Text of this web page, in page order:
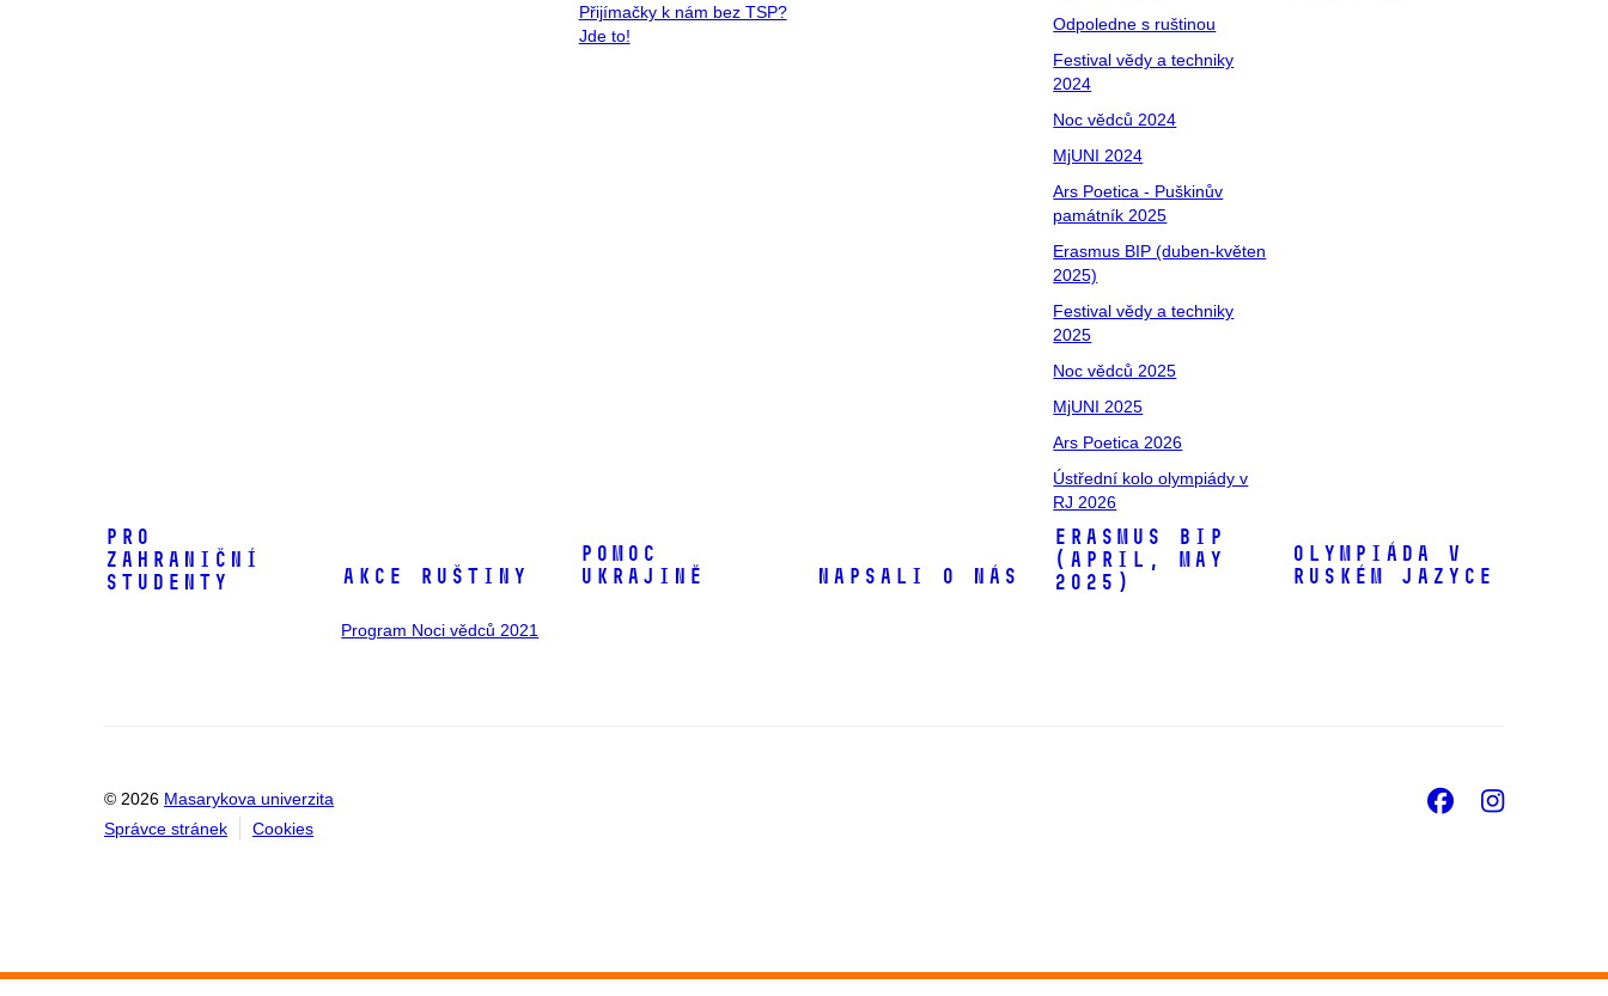
Přijímačky k nám bez TSP?
Jde to!
Odpoledne s ruštinou
Festival vědy a techniky
2024
Noc vědců 2024
MjUNI 2024
Ars Poetica - Puškinův
památník 2025
Erasmus BIP (duben-květen
2025)
Festival vědy a techniky
2025
Noc vědců 2025
MjUNI 2025
Ars Poetica 2026
Ústřední kolo olympiády v
RJ 2026
Pro
zahraniční
studenty
Akce ruštiny
Program Noci vědců 2021
Pomoc
Ukrajině
Napsali o nás
ERASMUS BIP
(April, May
2025)
Olympiáda v
ruském jazyce
© 2026 Masarykova univerzita
Správce stránek
Cookies
Facebook